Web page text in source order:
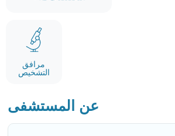
مرافق
التشخيص
عن المستشفى